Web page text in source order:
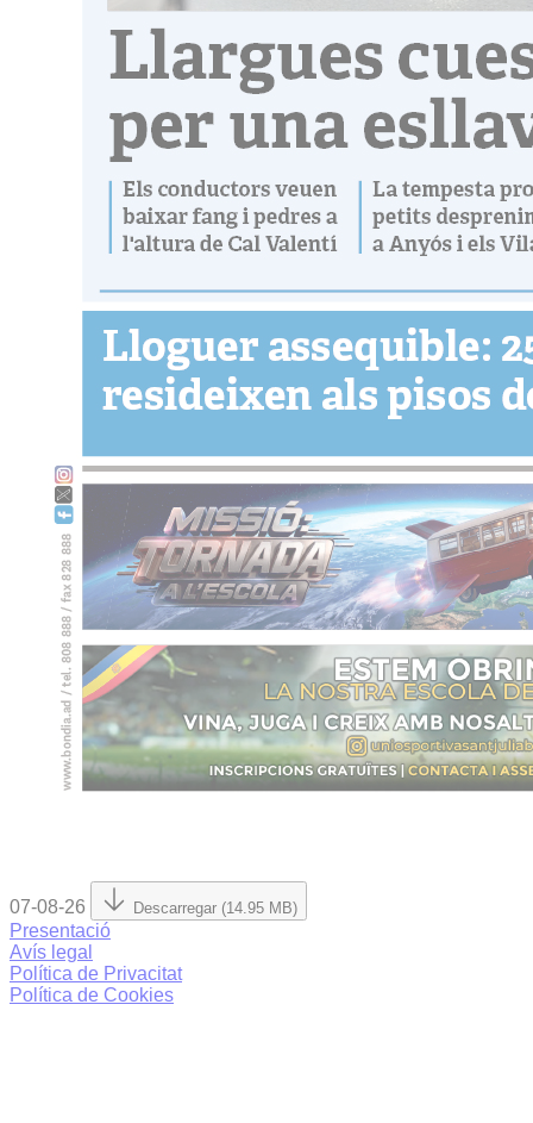
07-08-26 Descarregar (14.95 MB)
Presentació
Avís legal
Política de Privacitat
Política de Cookies